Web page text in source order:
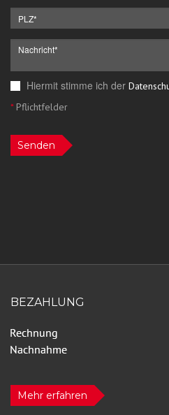
Hiermit stimme ich der
*Pflichtfelder
Senden
BEZAHLUNG
Mehr erfahren